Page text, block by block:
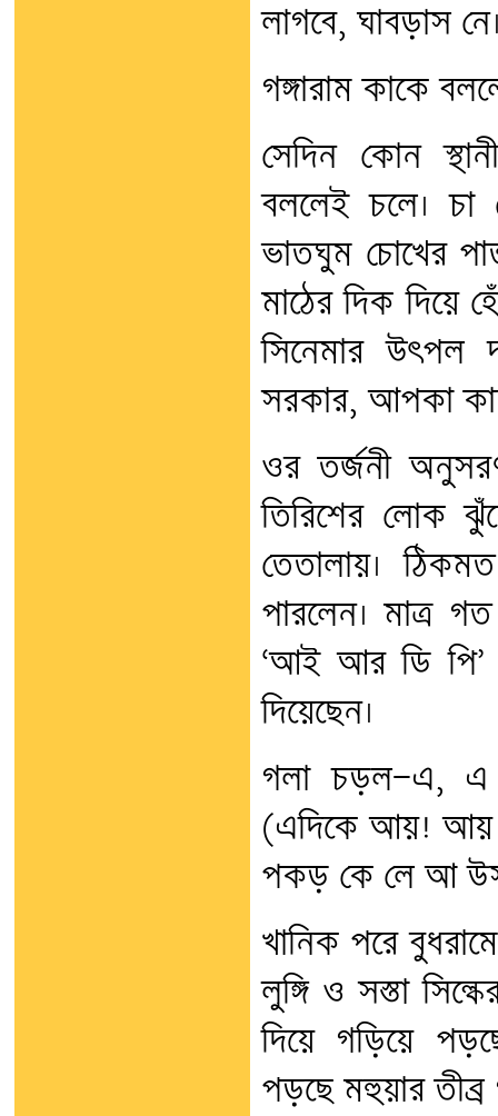
লাগবে, ঘাবড়াস
গঙ্গারাম কাকে
সেদিন কোন
বললেই চলে। চা
ভাতঘুম চোখের
মাঠের দিক দিয়ে
সিনেমার উৎপল
সরকার, আপকা
ওর তর্জনী
তিরিশের লোক
তেতালায়।
পারলেন। মাত্র
‘আই আর ডি পি’
দিয়েছেন।
গলা চড়ল—এ,
(এদিকে আয়! আয়
পকড় কে লে আ
খানিক পরে
লুঙ্গি ও সস্তা
দিয়ে গড়িয়ে
পড়ছে মহুয়ার তীব্র